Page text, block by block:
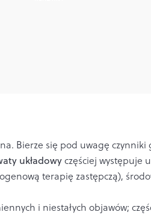
Bierze się pod uwagę czynniki
układowyczęściej występuje
terapię zastępczą),
i niestałych objawów;